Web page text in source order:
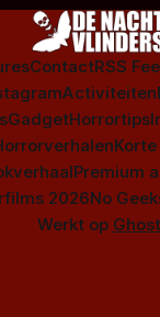
ContactRSS
Activiteiten
GadgetHorrortips
Premium
2026No
Werkt op Ghost